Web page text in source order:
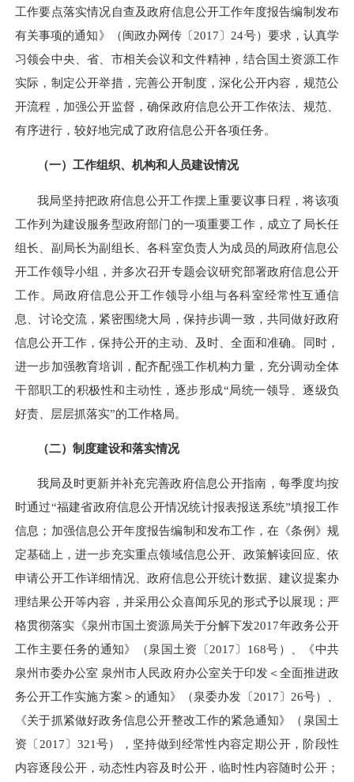
工作要点落实情况自查及政府信息公开工作年度报告编制发布
有关事项的通知》（闽政办网传 〔201 7〕 24号）要求，认真学
习领会中央、省、市相关会议和文件精神，结合国土资源工作
实际，制定公开举措，完善公开制度，深化公开内容，规范公
开流程，加强公开监督，确保政府信息公开工作依法、规范、
有序进行，较好地完成了政府信息公开各项任务。
（一）工作组织、机构和人员建设情况
我局坚持把政府信息公开工作摆上重要议事日程，将该项
工作列为建设服务型政府部门的一项重要工作，成立了局长任
组长、副局长为副组长、各科室负责人为成员的局政府信息公
开工作领导小组，并多次召开专题会议研究部署政府信息公开
工作。 局政府信息公开工作领导小组与各科室经常性互通信
息、讨论交流，紧密围绕大局，保持步调一致，共同做好政府
信息公开工作，保持公开的主动、及时、全面和准确。同时，
进一步加强教育培训，配齐配强工作机构力量，充分调动全体
干部职工的积极性和主动性，逐步形成“局统一领导、逐级负
好责、层层抓落实”的工作格局。
（二）制度建设和落实情况
我局及时更新并补充完善政府信息公开指南，每季度均按
时通过“福建省政府信息公开情况统计报表报送系统”填报工作
信息；加强信息公开年度报告编制和发布工作，在《条例》规
定基础上，进一步充实重点领域信息公开、政策解读回应、依
申请公开工作详细情况、政府信息公开统计数据、建议提案办
理结果公开等内容，并采用公众喜闻乐见的形式予以展现；严
格贯彻落实《泉州市国土资源局关于分解下发2017年政务公开
工作主要任务的通知》（泉国土资〔201 7〕 168号）、《中共
泉州市委办公室 泉州市人民政府办公室关于印发＜全面推进政
务公开工作实施方案＞的通知》（泉委办发 〔201 7〕26号）
《关于抓紧做好政务信息公开整改工作的紧急通知》（泉国土
资 〔201 7〕 321号）
，坚持做到经常性内容定期公开，阶段性
内容逐段公开，动态性内容及时公开，临时性内容随时公开；